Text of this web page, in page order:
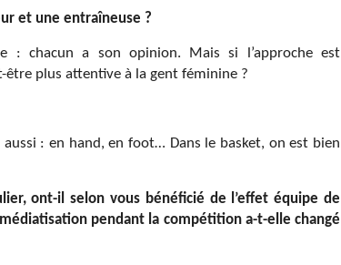
et une entraîneuse ?
: chacun a son opinion. Mais si l’approche est
plus attentive à la gent féminine ?
: en hand, en foot… Dans le basket, on est bien
ont-il selon vous bénéficié de l’effet équipe de
pendant la compétition a-t-elle changé